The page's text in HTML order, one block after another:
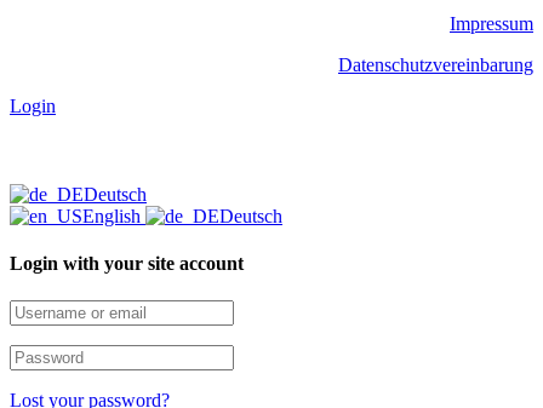
Impressum
Datenschutzvereinbarung
Login
Deutsch
English
Deutsch
Login with your site account
Lost your password?